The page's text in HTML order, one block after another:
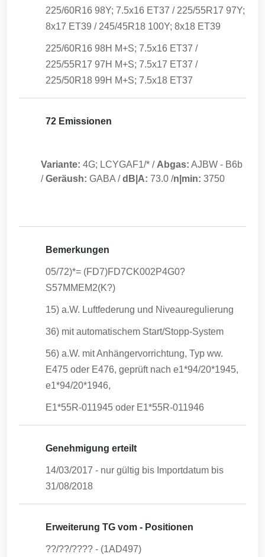
225/60R16 98Y; 7.5x16 ET37 / 225/55R17 97Y;
8x17 ET39 / 245/45R18 100Y; 8x18 ET39
225/60R16 98H M+S; 7.5x16 ET37 /
225/55R17 97H M+S; 7.5x17 ET37 /
225/50R18 99H M+S; 7.5x18 ET37
72 Emissionen
Variante: 4G; LCYGAF1/* / Abgas: AJBW - B6b
/Geräush: GABA /dB|A: 73.0 /n|min: 3750
Bemerkungen
05/72)*= (FD7)FD7CK002P4G0?
S57MMEM2(K?)
15) a.W. Luftfederung und Niveauregulierung
36) mit automatischem Start/Stopp-System
56) a.W. mit Anhängervorrichtung, Typ ww.
E475 oder E476, geprüft nach e1*94/20*1945,
e1*94/20*1946,
E1*55R-011945 oder E1*55R-011946
Genehmigung erteilt
14/03/2017 - nur gültig bis Importdatum bis
31/08/2018
Erweiterung TG vom - Positionen
??/??/???? - (1AD497)